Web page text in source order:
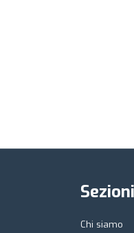
Sezioni
Chi siamo